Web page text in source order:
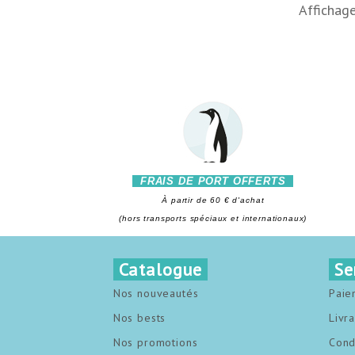
FRAIS DE PORT OFFERTS
À partir de 60 € d'achat
(hors transports spéciaux et internationaux)
Catalogue
Nos nouveautés
Nos bests
Nos promotions